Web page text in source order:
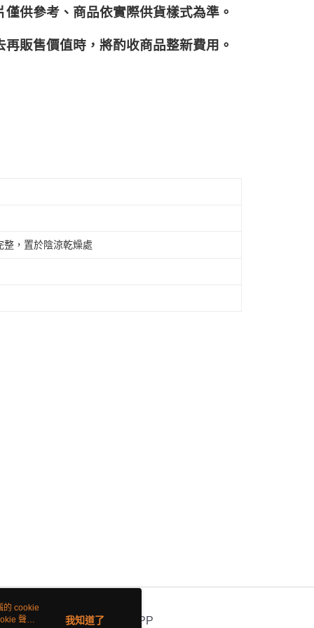
供參考、商品依實際供貨樣式為準。
販售價值時，將酌收商品整﻿新費用。
整，置於陰涼乾燥處
官方APP
的 cookie
聲明
我知道了